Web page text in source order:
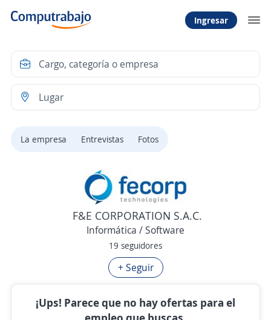
Ingresar
La empresa Entrevistas Fotos
F&E CORPORATION S.A.C.
Informática / Software
19 seguidores
+ Seguir
¡Ups! Parece que no hay ofertas para el